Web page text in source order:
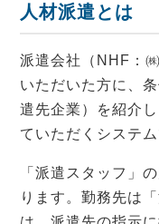
人材派遣とは
派遣会社（NHF：
いただいた方に、
遣先企業）を紹介
ていただくシステム
「派遣スタッフ」
ります。勤務先は